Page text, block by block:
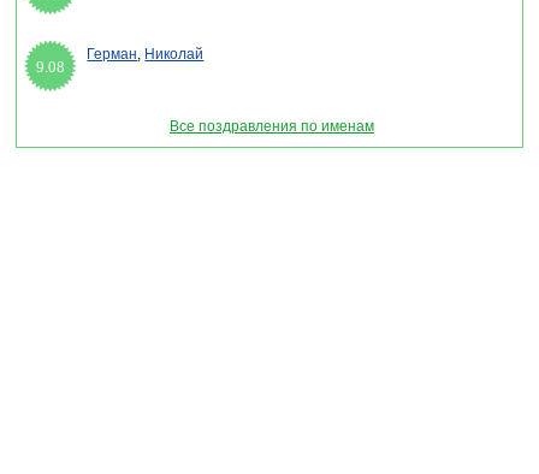
9.08
Герман, Николай
Все поздравления по именам